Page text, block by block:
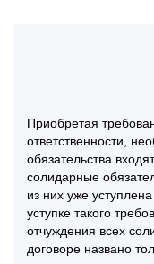
Приобретая
ответственности,
обязательства
солидарные
из них уже
уступке такого
отчуждения всех
договоре названо